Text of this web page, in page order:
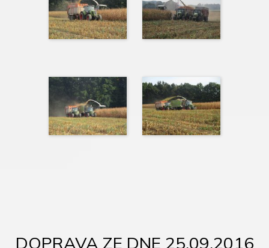
DOPRAVA ZE DNE 25.09.2016